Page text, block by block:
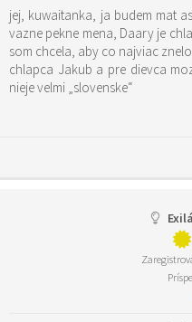
jej, kuwaitanka, ja budem mat
vazne pekne mena, Daary je
som chcela, aby co najviac
chlapca Jakub a pre dievca
nieje velmi „slovenske“